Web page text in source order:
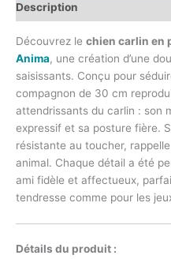
Description
Découvrez le chien carlin en
Anima, une création d’une
saisissants. Conçu pour
compagnon de 30 cm
attendrissants du carlin : son
expressif et sa posture fière.
résistante au toucher,
animal. Chaque détail a été
ami fidèle et affectueux,
tendresse comme pour les
Détails du produit :